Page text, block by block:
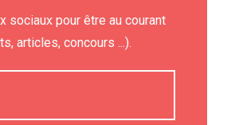
sociaux pour être au courant
articles, concours ...).